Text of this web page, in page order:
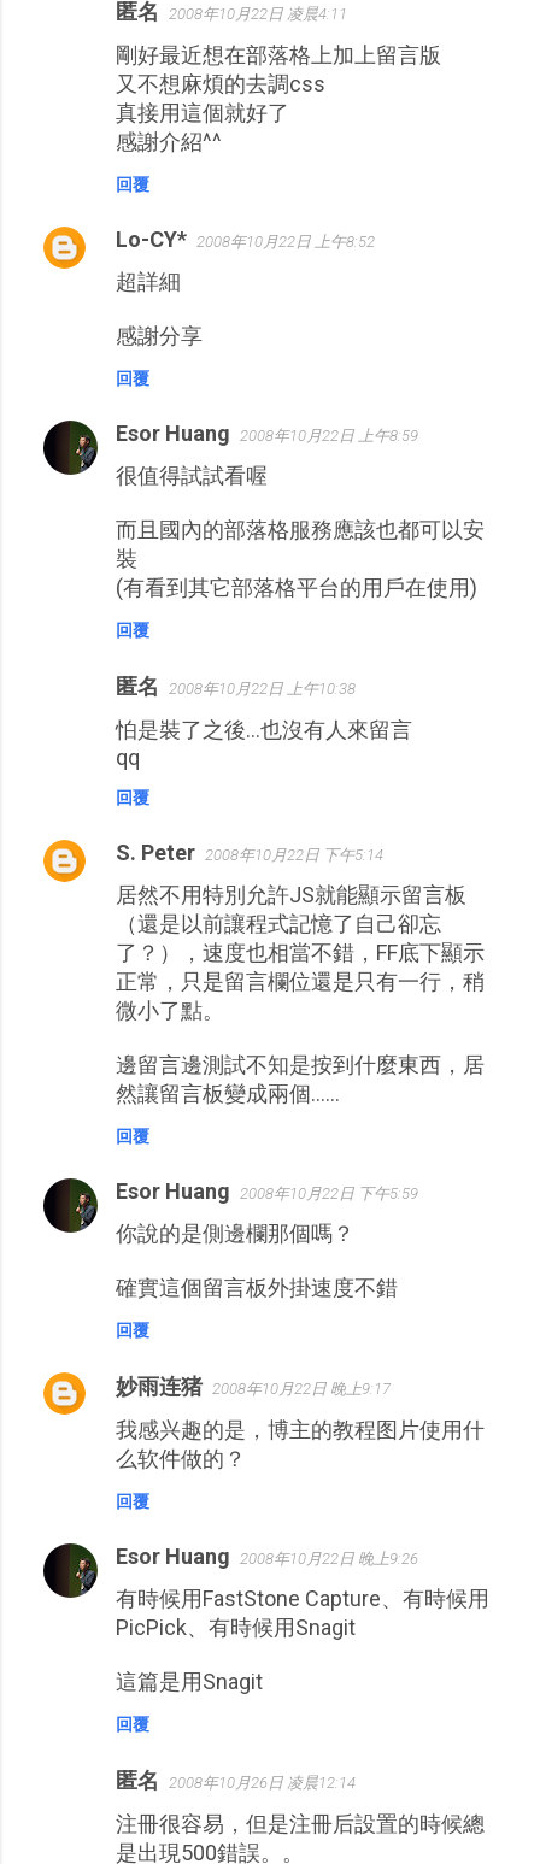
匿名 2008年10月22日 凌晨4:11
剛好最近想在部落格上加上留言版
又不想麻煩的去調css
真接用這個就好了
感謝介紹^^
回覆
Lo-CY* 2008年10月22日 上午8:52
超詳細
感謝分享
回覆
Esor Huang 2008年10月22日 上午8:59
很值得試試看喔
而且國內的部落格服務應該也都可以安
裝
(有看到其它部落格平台的用戶在使用)
回覆
匿名 2008年10月22日 上午10:38
怕是裝了之後...也沒有人來留言
qq
回覆
S. Peter 2008年10月22日 下午5:14
居然不用特別允許JS就能顯示留言板
（還是以前讓程式記憶了自己卻忘
了？），速度也相當不錯，FF底下顯示
正常，只是留言欄位還是只有一行，稍
微小了點。
邊留言邊測試不知是按到什麼東西，居
然讓留言板變成兩個……
回覆
Esor Huang 2008年10月22日 下午5:59
你說的是側邊欄那個嗎？
確實這個留言板外掛速度不錯
回覆
妙雨连猪 2008年10月22日 晚上9:17
我感兴趣的是，博主的教程图片使用什
么软件做的？
回覆
Esor Huang 2008年10月22日 晚上9:26
有時候用FastStone Capture、有時候用
PicPick、有時候用Snagit
這篇是用Snagit
回覆
匿名 2008年10月26日 凌晨12:14
注冊很容易，但是注冊后設置的時候總
是出現500錯誤。。